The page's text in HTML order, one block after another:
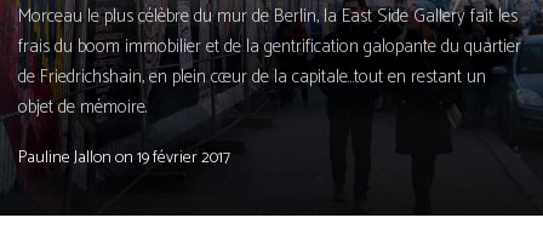
Morceau le plus célèbre du mur de Berlin, la East Side Gallery fait les
frais du boom immo­bi­lier et de la gen­tri­fi­ca­tion galo­pante du quar­tier
de Friedrichshain, en plein cœur de la capitale…tout en res­tant un
objet de mémoire.
Pauline Jallonon19 février 2017